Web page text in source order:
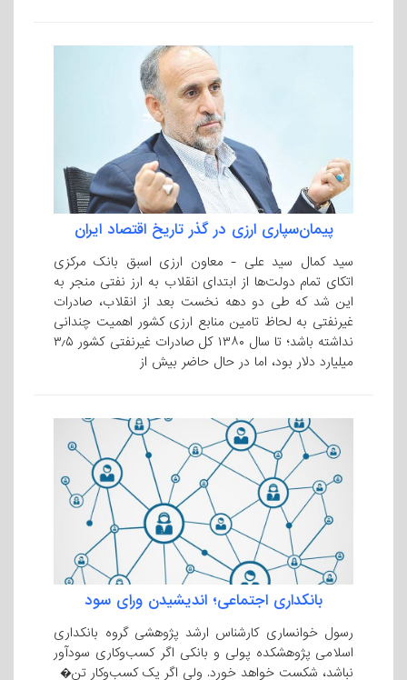
پیمان‌سپاری ارزی در گذر تاریخ اقتصاد ایران
سید کمال سید علی - معاون ارزی اسبق بانک مرکزی
اتکای تمام دولت‌ها از ابتدای انقلاب به ارز نفتی منجر به
این شد که طی دو دهه نخست بعد از انقلاب، صادرات
غیرنفتی به لحاظ تامین منابع ارزی کشور اهمیت چندانی
نداشته باشد؛ تا سال ۱۳۸۰ کل صادرات غیرنفتی کشور ۳٫۵
میلیارد دلار بود، اما در حال حاضر بیش از
بانکداری اجتماعی؛ اندیشیدن ورای سود
رسول خوانساری کارشناس ارشد پژوهشی گروه بانکداری
اسلامی پژوهشکده پولی و بانکی اگر کسب‌وکاری سودآور
نباشد، شکست خواهد خورد. ولی اگر یک کسب‌وکار تن�